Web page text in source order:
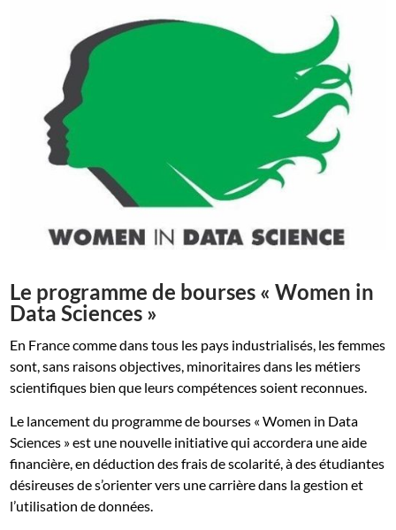
Le programme de bourses « Women in
Data Sciences »
En France comme dans tous les pays industrialisés, les femmes
sont, sans raisons objectives, minoritaires dans les métiers
scientifiques bien que leurs compétences soient reconnues.
Le lancement du programme de bourses « Women in Data
Sciences » est une nouvelle initiative qui accordera une aide
financière, en déduction des frais de scolarité, à des étudiantes
désireuses de s’orienter vers une carrière dans la gestion et
l’utilisation de données.